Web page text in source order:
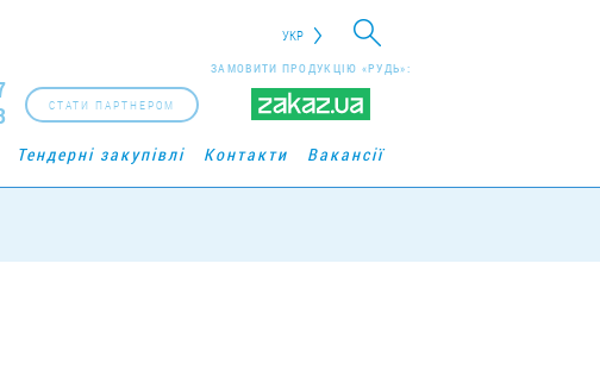
УКР
ЗАМОВИТИ ПРОДУКЦІЮ «РУДЬ»:
СТАТИ ПАРТНЕРОМ
Тендерні закупівлі Контакти Вакансії